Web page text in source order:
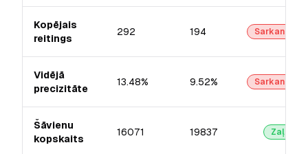
Kopējais
reitings
292 194 Sarkanā
Vidējā
precizitāte
13.48% 9.52% Sarkanā
Šāvienu
kopskaits
16071 19837 Zaļā